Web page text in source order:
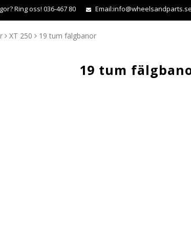
Ring oss! 036-467 80 Email:
XT 250 19 tum fälgbanor
19 tum